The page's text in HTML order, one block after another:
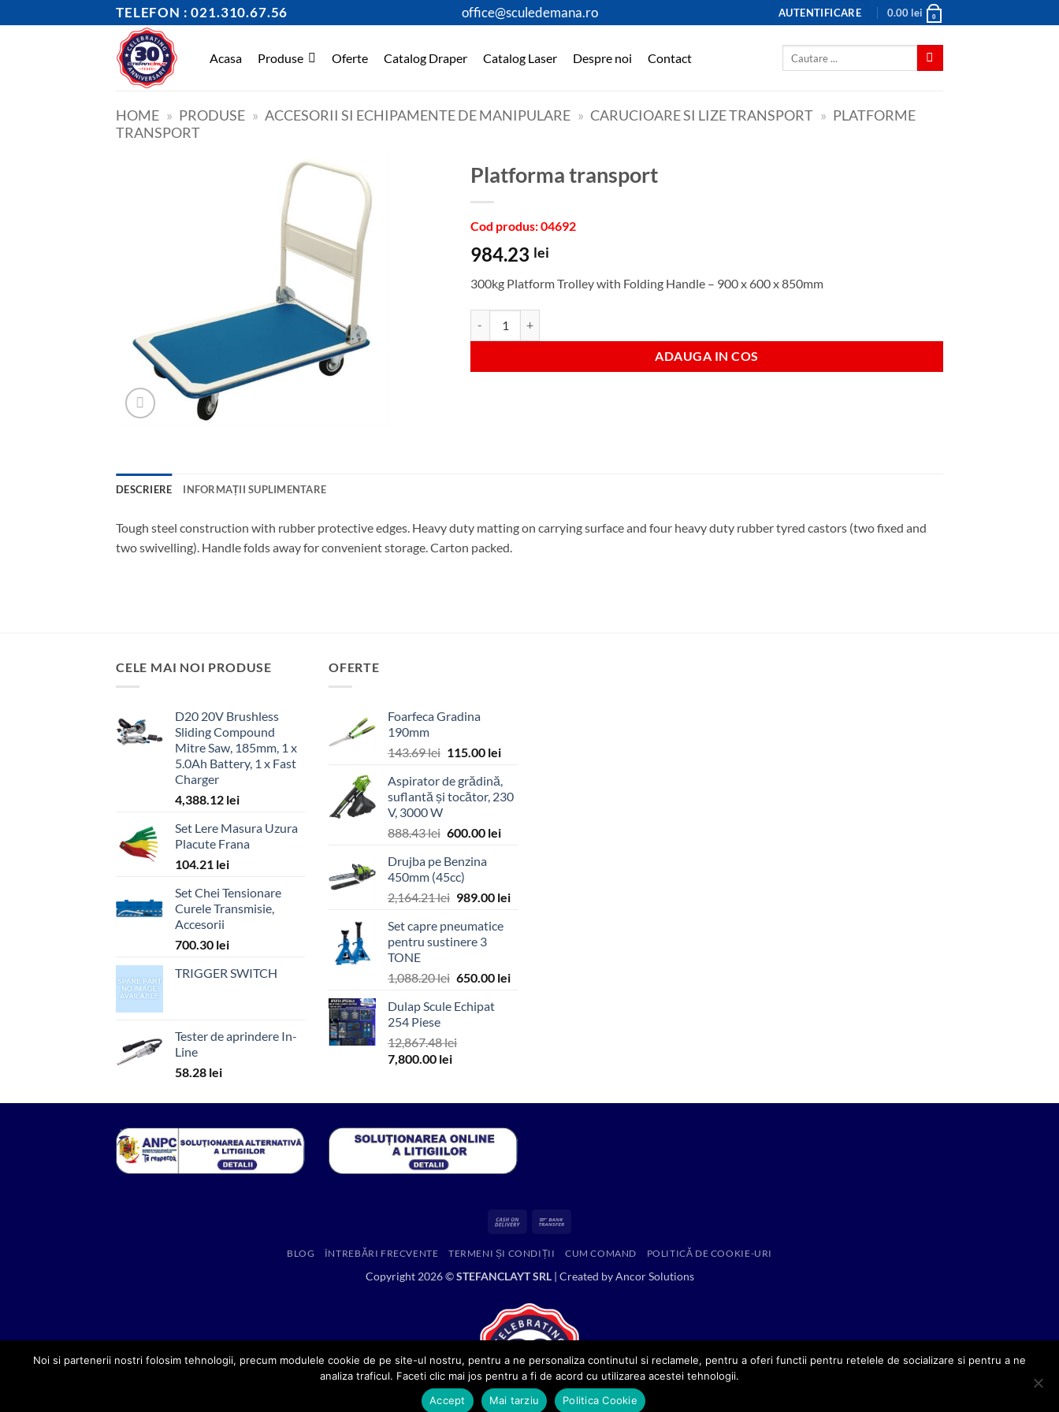
to
TELEFON : 021.310.67.56 office@sculedemana.ro AUTENTIFICARE 0.00 lei 0
Acasa Produse Oferte Catalog Draper Catalog Laser Despre noi Contact
HOME » PRODUSE » ACCESORII SI ECHIPAMENTE DE MANIPULARE » CARUCIOARE SI LIZE TRANSPORT » PLATFORME
TRANSPORT
Platforma transport
Cod produs: 04692
984.23 lei
300kg Platform Trolley with Folding Handle – 900 x 600 x 850mm
ADAUGA IN COS
DESCRIERE INFORMAȚII SUPLIMENTARE
Tough steel construction with rubber protective edges. Heavy duty matting on carrying surface and four heavy duty rubber tyred castors (two fixed and
two swivelling). Handle folds away for convenient storage. Carton packed.
CELE MAI NOI PRODUSE
D20 20V Brushless
Sliding Compound
Mitre Saw, 185mm, 1 x
5.0Ah Battery, 1 x Fast
Charger
4,388.12 lei
Set Lere Masura Uzura
Placute Frana
104.21 lei
Set Chei Tensionare
Curele Transmisie,
Accesorii
700.30 lei
TRIGGER SWITCH
Tester de aprindere In-
Line
58.28 lei
OFERTE
Foarfeca Gradina
190mm
143.69lei Prețul
a
fost:
115.00 leiPrețul
este:
115.00 lei.
Aspirator de grădină,
suflantă și tocător, 230
V, 3000 W
888.43lei Prețul
a
fost:
888.43 lei.
600.00 leiPrețul
Drujba pe Benzina
450mm (45cc)
2,164.21lei Prețul
a
fost:
989.00 leiPrețul
Set capre pneumatice
pentru sustinere 3
TONE
1,088.20lei Prețul
a
1,088.20 lei.
650.00 leiPrețul
Dulap Scule Echipat
254 Piese
12,867.48lei
Prețul
fost:
7,800.00 leiPrețul
7,800.00 lei.
Cash
Delivery
BLOG ÎNTREBĂRI FRECVENTE TERMENI ȘI CONDIȚII CUM COMAND POLITICĂ DE COOKIE-URI
Copyright 2026 ©STEFANCLAYT SRL| Created byAncor Solutions
Noi si partenerii nostri folosim tehnologii, precum modulele cookie de pe site-ul nostru, pentru a ne personaliza continutul si reclamele, pentru a oferi functii pentru retelele de socializare si pentru a ne
analiza traficul. Faceti clic mai jos pentru a fi de acord cu utilizarea acestei tehnologii.
Accept
Mai tarziu Politica Cookie